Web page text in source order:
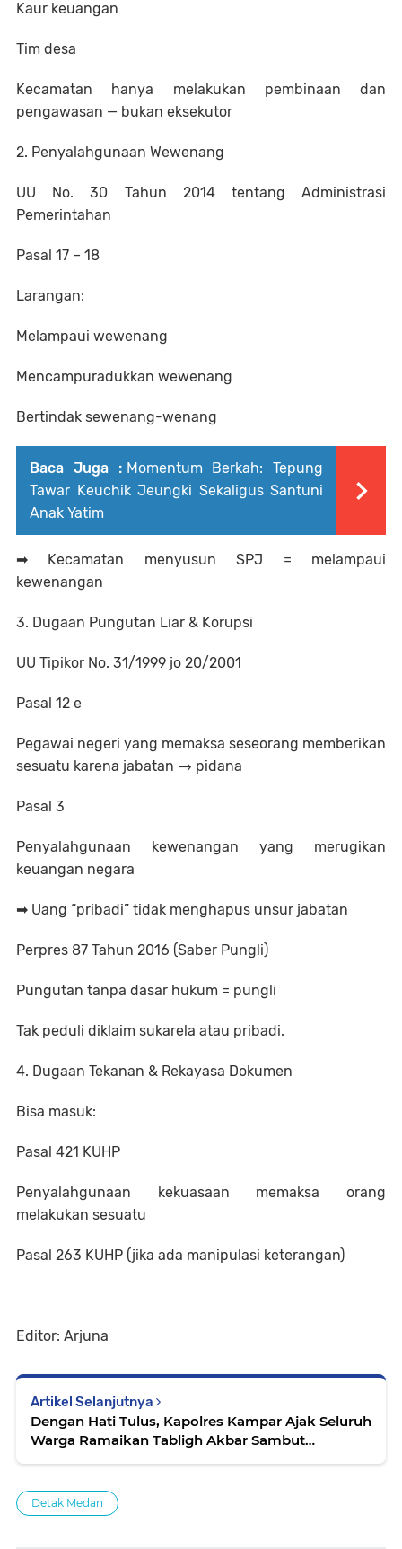
Kaur keuangan
Tim desa
Kecamatan hanya melakukan pembinaan dan
pengawasan — bukan eksekutor
2. Penyalahgunaan Wewenang
UU No. 30 Tahun 2014 tentang Administrasi
Pemerintahan
Pasal 17 – 18
Larangan:
Melampaui wewenang
Mencampuradukkan wewenang
Bertindak sewenang-wenang
Baca Juga : Momentum Berkah: Tepung
Tawar Keuchik Jeungki Sekaligus Santuni
Anak Yatim
➡ Kecamatan menyusun SPJ = melampaui
kewenangan
3. Dugaan Pungutan Liar & Korupsi
UU Tipikor No. 31/1999 jo 20/2001
Pasal 12 e
Pegawai negeri yang memaksa seseorang memberikan
sesuatu karena jabatan → pidana
Pasal 3
Penyalahgunaan kewenangan yang merugikan
keuangan negara
➡ Uang “pribadi” tidak menghapus unsur jabatan
Perpres 87 Tahun 2016 (Saber Pungli)
Pungutan tanpa dasar hukum = pungli
Tak peduli diklaim sukarela atau pribadi.
4. Dugaan Tekanan & Rekayasa Dokumen
Bisa masuk:
Pasal 421 KUHP
Penyalahgunaan kekuasaan memaksa orang
melakukan sesuatu
Pasal 263 KUHP (jika ada manipulasi keterangan)
Editor: Arjuna
Artikel Selanjutnya
Dengan Hati Tulus, Kapolres Kampar Ajak Seluruh
Warga Ramaikan Tabligh Akbar Sambut
Detak Medan